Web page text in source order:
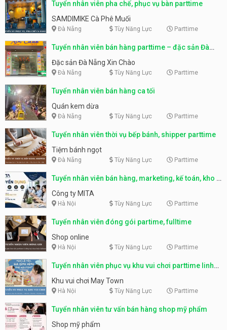
Tuyển nhân viên pha chế, phục vụ bàn parttime
SAMDIMIKE Cà Phê Muối
Đà Nẵng Tùy Năng Lực Parttime
Tuyển nhân viên bán hàng parttime – đặc sản Đà
Nẵng
Đặc sản Đà Nẵng Xin Chào
Đà Nẵng Tùy Năng Lực Parttime
Tuyển nhân viên bán hàng ca tối
Quán kem dừa
Đà Nẵng Tùy Năng Lực Parttime
Tuyển nhân viên thời vụ bếp bánh, shipper parttime
Tiệm bánh ngọt
Đà Nẵng Tùy Năng Lực Parttime
Tuyển nhân viên bán hàng, marketing, kế toán, kho –
parttime, fulltime
Công ty MITA
Hà Nội Tùy Năng Lực Parttime
Tuyển nhân viên đóng gói partime, fulltime
Shop online
Hà Nội Tùy Năng Lực Parttime
Tuyển nhân viên phục vụ khu vui chơi parttime linh
động
Khu vui chơi May Town
Hà Nội Tùy Năng Lực Parttime
Tuyển nhân viên tư vấn bán hàng shop mỹ phẩm
Shop mỹ phẩm